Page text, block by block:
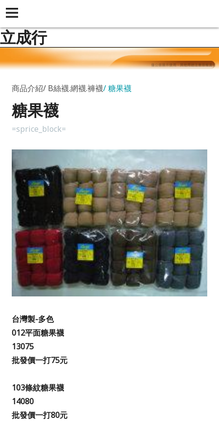
立成行
商品介紹 B絲襪.網襪.褲襪 糖果襪
糖果襪
=sprice_block=
台灣製-多色
012平面糖果襪
13075
批發價一打75元
103條紋糖果襪
14080
批發價一打80元